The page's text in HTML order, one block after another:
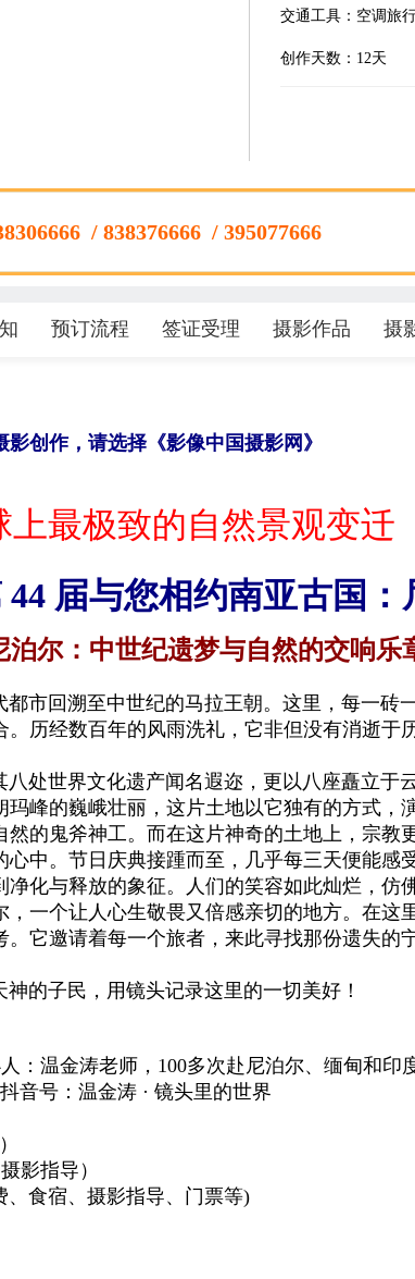
交通工具： 空调旅
创作天数： 12天
/ 838376666 / 395077666
预订流程 签证受理 摄影作品 摄
影创作，请选择《影像中国摄影网》
上最极致的自然景观变迁
44 届与您相约南亚古国 ：
泊尔：中世纪遗梦与自然的交响乐
回溯至中世纪的马拉王朝。这里，每一砖
历经数百年的风雨洗礼，它非但没有消逝于
世界文化遗产闻名遐迩，更以八座矗立于
峰的巍峨壮丽，这片土地以它独有的方式，
的鬼斧神工。而在这片神奇的土地上，宗教
中。节日庆典接踵而至，几乎每三天便能感
化与释放的象征。人们的笑容如此灿烂，仿
，一个让人心生敬畏又倍感亲切的地方。在这
它邀请着每一个旅者，来此寻找那份遗失的
的子民，用镜头记录这里的一切美好！
：温金涛老师， 100多次赴 尼泊尔、缅甸和印
抖音号：温金涛 · 镜头里的世界
影指导）
、食宿、摄影指导、门票等)